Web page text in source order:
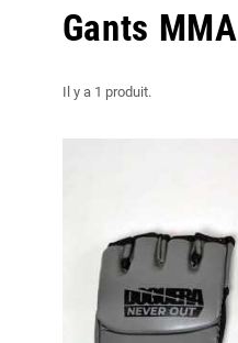
Gants MMA
Il y a 1 produit.